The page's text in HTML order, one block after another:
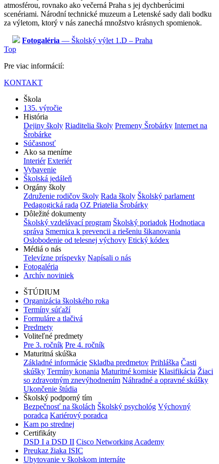
atmosférou, rovnako ako večerná Praha s jej dychberúcimi
scenériami. Národní technické muzeum a Letenské sady dali bodku
za výletom, ktorý v nás zanechá množstvo krásnych spomienok.
Fotogaléria — Školský výlet 1.D – Praha
Top
Pre viac informácií:
KONTAKT
Škola
135. výročie
História
Dejiny školy Riaditelia školy Premeny Šrobárky Internet na
Šrobárke
Súčasnosť
Ako sa meníme
Interiér Exteriér
Vybavenie
Školská jedáleň
Orgány školy
Združenie rodičov školy Rada školy Školský parlament
Pedagogická rada OZ Priatelia Šrobárky
Dôležité dokumenty
Školský vzdelávací program Školský poriadok Hodnotiaca
správa Smernica k prevencii a riešeniu šikanovania
Oslobodenie od telesnej výchovy Etický kódex
Médiá o nás
Televízne príspevky Napísali o nás
Fotogaléria
Archív noviniek
ŠTÚDIUM
Organizácia školského roka
Termíny súťaží
Formuláre a tlačivá
Predmety
Voliteľné predmety
Pre 3. ročník Pre 4. ročník
Maturitná skúška
Základné informácie Skladba predmetov Prihláška Časti
skúšky Termíny konania Maturitné komisie Klasifikácia Žiaci
so zdravotným znevýhodnením Náhradné a opravné skúšky
Ukončenie štúdia
Školský podporný tím
Bezpečnosť na školách Školský psychológ Výchovný
poradca Kariérový poradca
Kam po strednej
Certifikáty
DSD I a DSD II Cisco Networking Academy
Preukaz žiaka ISIC
Ubytovanie v školskom internáte